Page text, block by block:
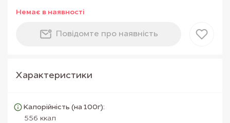
Немає в наявностi
Повiдомте про наявнiсть
Характеристики
Калорійність (на 100г):
556 ккал